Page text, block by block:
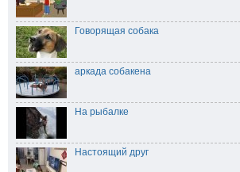
Говорящая собака
аркада собакена
На рыбалке
Настоящий друг